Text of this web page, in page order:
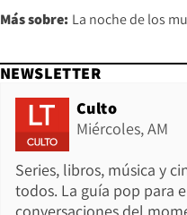
Más sobre: La noche de los
NEWSLETTER
Culto
Miércoles, AM
Series, libros, música y
todos. La guía pop para